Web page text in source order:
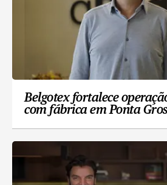
Belgotex fortalece
com fábrica em Ponta